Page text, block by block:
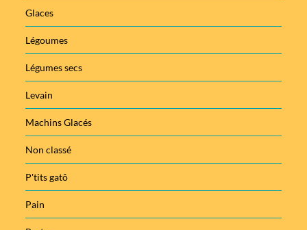
Glaces
Légoumes
Légumes secs
Levain
Machins Glacés
Non classé
P'tits gatô
Pain